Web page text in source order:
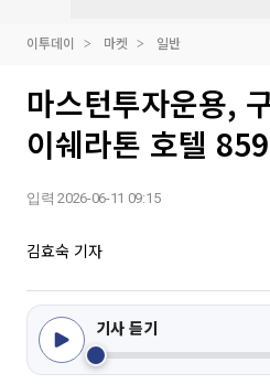
이투데이 마켓 일반
마스턴투자운용,
이쉐라톤 호텔
입력 2026-06-11 09:15
김효숙 기자
기사 듣기